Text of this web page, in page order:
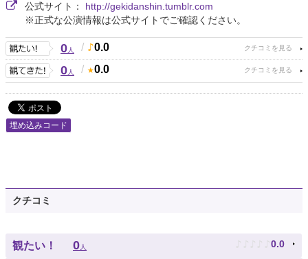
公式サイト： http://gekidanshin.tumblr.com
※正式な公演情報は公式サイトでご確認ください。
0人 / 0.0
0人 / 0.0
埋め込みコード
クチコミ
観たい！ 0人 ♪ ♪ ♪ ♪ ♪ 0.0